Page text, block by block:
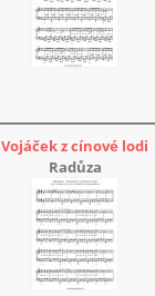
Vojáček z cínové lodi
Radůza